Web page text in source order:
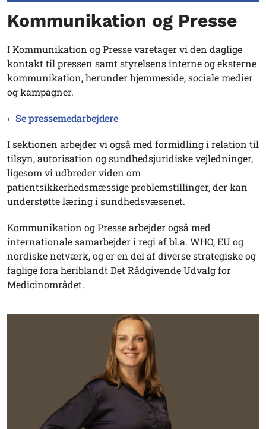
Kommunikation og Presse
I Kommunikation og Presse varetager vi den daglige
kontakt til pressen samt styrelsens interne og eksterne
kommunikation, herunder hjemmeside, sociale medier
og kampagner.
Se pressemedarbejdere
I sektionen arbejder vi også med formidling i relation til
tilsyn, autorisation og sundhedsjuridiske vejledninger,
ligesom vi udbreder viden om
patientsikkerhedsmæssige problemstillinger, der kan
understøtte læring i sundhedsvæsenet.
Kommunikation og Presse arbejder også med
internationale samarbejder i regi af bl.a. WHO, EU og
nordiske netværk, og er en del af diverse strategiske og
faglige fora heriblandt Det Rådgivende Udvalg for
Medicinområdet.